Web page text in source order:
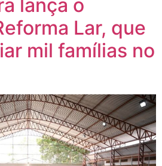
lança o
Lar, que
mil famílias no